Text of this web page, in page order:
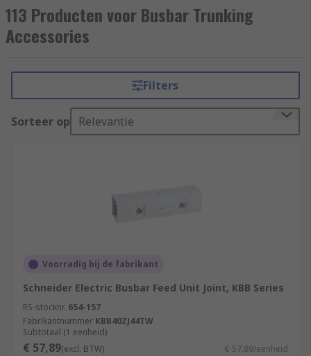
113 Producten voor Busbar Trunking
Accessories
Filters
Sorteer op Relevantie
Voorradig bij de fabrikant
Schneider Electric Busbar Feed Unit Joint, KBB Series
RS-stocknr. 654-157
Fabrikantnummer KBB40ZJ44TW
Subtotaal (1 eenheid)
€ 57,89(excl. BTW) € 57,89/eenheid